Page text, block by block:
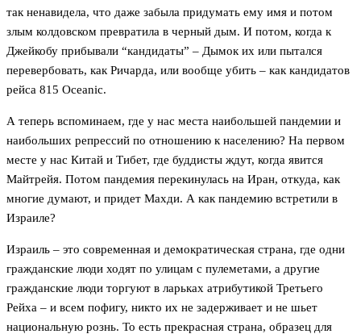
так ненавидела, что даже забыла придумать ему имя и потом
злым колдовском превратила в черный дым. И потом, когда к
Джейкобу прибывали “кандидаты” – Дымок их или пытался
перевербовать, как Ричарда, или вообще убить – как кандидатов
рейса 815 Oceanic.
А теперь вспоминаем, где у нас места наибольшей пандемии и
наибольших репрессий по отношению к населению? На первом
месте у нас Китай и Тибет, где буддисты ждут, когда явится
Майтрейя. Потом пандемия перекинулась на Иран, откуда, как
многие думают, и придет Махди. А как пандемию встретили в
Израиле?
Израиль – это современная и демократическая страна, где одни
гражданские люди ходят по улицам с пулеметами, а другие
гражданские люди торгуют в ларьках атрибутикой Третьего
Рейха – и всем пофигу, никто их не задерживает и не шьет
национальную рознь. То есть прекрасная страна, образец для